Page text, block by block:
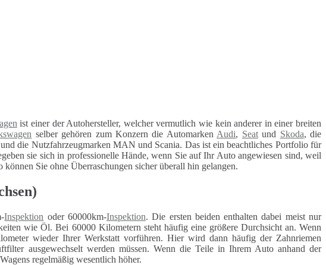
ist einer der Autohersteller, welcher vermutlich wie kein anderer in einer breiten
selber gehören zum Konzern die Automarken Audi, Seatund Skoda, die
die Nutzfahrzeugmarken MAN und Scania. Das ist ein beachtliches Portfolio für
sie sich in professionelle Hände, wenn Sie auf Ihr Auto angewiesen sind, weil
Sie ohne Überraschungen sicher überall hin gelangen.
Inspektion oder 60000km-Inspektion. Die ersten beiden enthalten dabei meist nur
wie Öl. Bei 60000 Kilometern steht häufig eine größere Durchsicht an. Wenn
wieder Ihrer Werkstatt vorführen. Hier wird dann häufig der Zahnriemen
ausgewechselt werden müssen. Wenn die Teile in Ihrem Auto anhand der
regelmäßig wesentlich höher.